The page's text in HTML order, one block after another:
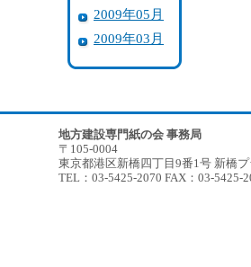
2009年05月
2009年03月
地方建設専門紙の会 事務局
〒105-0004
東京都港区新橋四丁目9番1号 新橋
TEL：03-5425-2070 FAX：03-5425-